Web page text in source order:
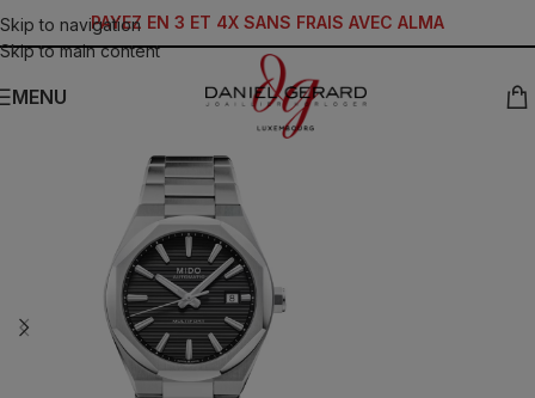
Skip to navigation
Skip to main content
PAYEZ EN 3 ET 4X SANS FRAIS AVEC ALMA
MENU